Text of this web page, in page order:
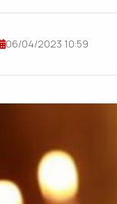
06/04/2023 10:59